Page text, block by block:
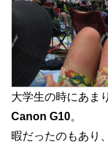
大学生の時にあま
Canon G10。
暇だったのもあり